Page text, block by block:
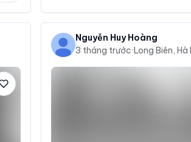
Nguyễn Huy Hoàng
3 tháng trước·Long Biên, Hà